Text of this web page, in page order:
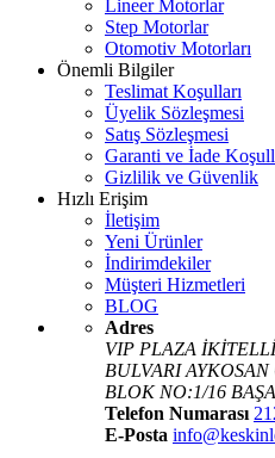
Lineer Motorlar
Step Motorlar
Otomotiv Motorları
Önemli Bilgiler
Teslimat Koşulları
Üyelik Sözleşmesi
Satış Sözleşmesi
Garanti ve İade
Gizlilik ve Güvenlik
Hızlı Erişim
İletişim
Yeni Ürünler
İndirimdekiler
Müşteri Hizmetleri
BLOG
Adres
VIP PLAZA
BULVARI
BLOK NO:1/16
Telefon Numarası
E-Posta